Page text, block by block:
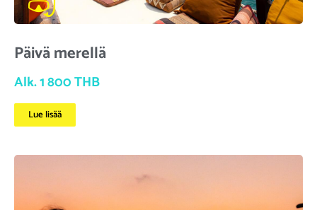
Päivä merellä
Alk. 1 800 THB
Lue lisää